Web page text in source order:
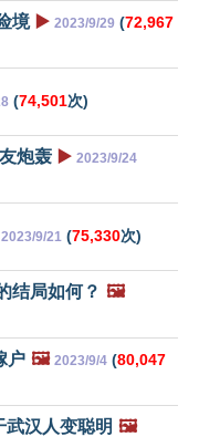
境 ▶️ 2023/9/29 (72,967
(74,501次)
炮轰 ▶️ 2023/9/24
2023/9/21 (75,330次)
结局如何？ 🖼️
户 🖼️ 2023/9/4 (80,047
武汉人变聪明 🖼️